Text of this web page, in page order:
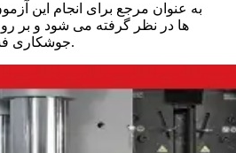
استاندارد JIS Z 2241 به عنوان مرجع برای انجام این
ها در نظر گرفته می شود و بر
جوشکاری فشاری گازی انجام شود.